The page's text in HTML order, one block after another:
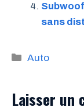
sans
Catégories
Auto
Laisser un